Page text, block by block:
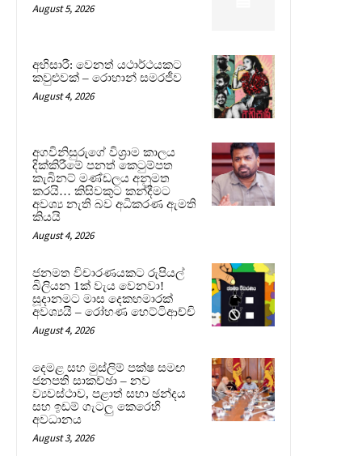
August 5, 2026
අභිසාරී: වෙනත් යථාර්ථයකට
කවුළුවක් – රොහාන් සමරජීව
August 4, 2026
අගවිනිසුරුගේ විශ්‍රාම කාලය
දික්කිරීමේ පනත් කෙටුම්පත
කැබිනට් මණ්ඩලය අනුමත
කරයි… කිසිවකුට කන්දීමට
අවශ්‍ය නැති බව අධිකරණ ඇමති
කියයි
August 4, 2026
ජනමත විචාරණයකට රුපියල්
බිලියන 1ක් වැය වෙනවා!
සූදානමට මාස දෙකහමාරක්
අවශ්‍යයි – රෝහණ හෙට්ටිආච්චි
August 4, 2026
දෙමළ සහ මුස්ලිම් පක්ෂ සමඟ
ජනපති සාකච්ඡා – නව
ව්‍යවස්ථාව, පළාත් සභා ඡන්දය
සහ ඉඩම් ගැටලු කෙරෙහි
අවධානය
August 3, 2026